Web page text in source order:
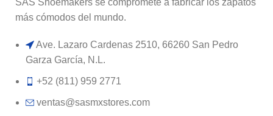
más cómodos del mundo.
Ave. Lazaro Cardenas 2510, 66260 San Pedro
Garza García, N.L.
+52 (811) 959 2771
ventas@sasmxstores.com